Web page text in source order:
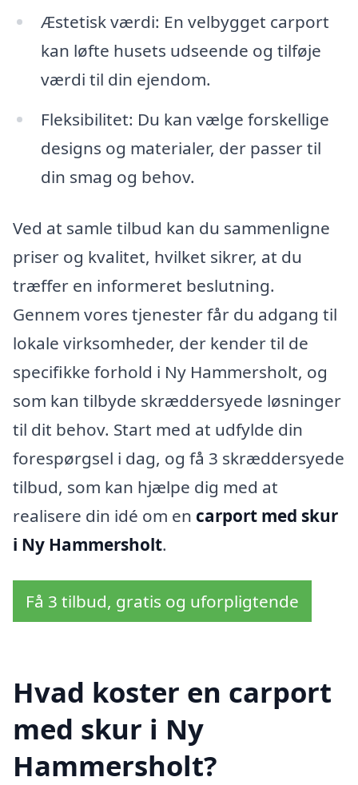
Æstetisk værdi: En velbygget carport
kan løfte husets udseende og tilføje
værdi til din ejendom.
Fleksibilitet: Du kan vælge forskellige
designs og materialer, der passer til
din smag og behov.
Ved at samle tilbud kan du sammenligne
priser og kvalitet, hvilket sikrer, at du
træffer en informeret beslutning.
Gennem vores tjenester får du adgang til
lokale virksomheder, der kender til de
specifikke forhold i Ny Hammersholt, og
som kan tilbyde skræddersyede løsninger
til dit behov. Start med at udfylde din
forespørgsel i dag, og få 3 skræddersyede
tilbud, som kan hjælpe dig med at
realisere din idé om en carport med skur
i Ny Hammersholt.
Få 3 tilbud, gratis og uforpligtende
Hvad koster en carport
med skur i Ny
Hammersholt?